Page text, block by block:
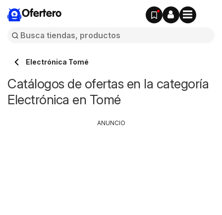
Ofertero
Electrónica Tomé
Catálogos de ofertas en la categoría
Electrónica en Tomé
ANUNCIO